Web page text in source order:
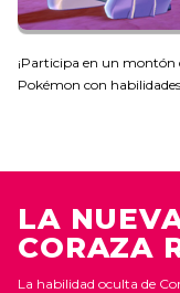
¡Participa en un montón
Pokémon con
LA
CORAZA
La habilidad oculta de